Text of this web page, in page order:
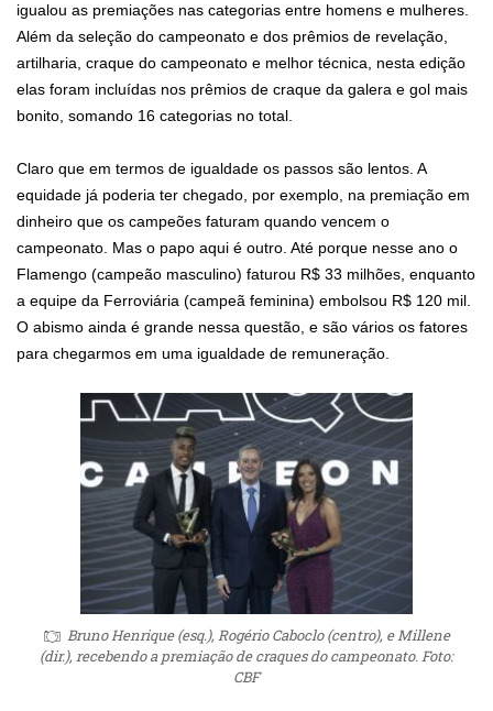
igualou as premiações nas categorias entre homens e mulheres.
Além da seleção do campeonato e dos prêmios de revelação,
artilharia, craque do campeonato e melhor técnica, nesta edição
elas foram incluídas nos prêmios de craque da galera e gol mais
bonito, somando 16 categorias no total.
Claro que em termos de igualdade os passos são lentos. A
equidade já poderia ter chegado, por exemplo, na premiação em
dinheiro que os campeões faturam quando vencem o
campeonato. Mas o papo aqui é outro. Até porque nesse ano o
Flamengo (campeão masculino) faturou R$ 33 milhões, enquanto
a equipe da Ferroviária (campeã feminina) embolsou R$ 120 mil.
O abismo ainda é grande nessa questão, e são vários os fatores
para chegarmos em uma igualdade de remuneração.
Bruno Henrique (esq.), Rogério Caboclo (centro), e Millene
(dir.), recebendo a premiação de craques do campeonato. Foto:
CBF